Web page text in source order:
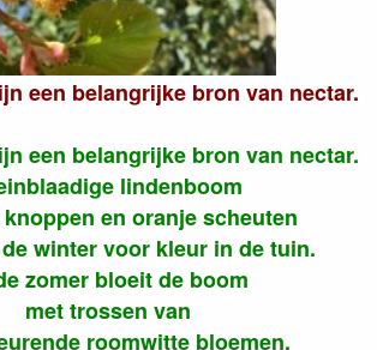
een belangrijke bron van nectar.
een belangrijke bron van nectar.
lindenboom
knoppen en oranje scheuten
winter voor kleur in de tuin.
zomer bloeit de boom
met trossen van
roomwitte bloemen.